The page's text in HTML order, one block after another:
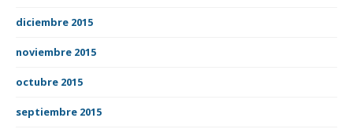
diciembre 2015
noviembre 2015
octubre 2015
septiembre 2015